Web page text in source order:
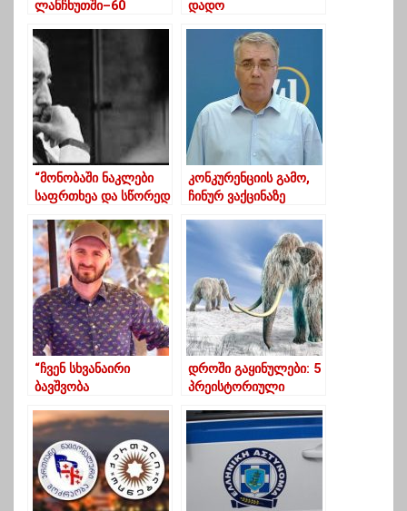
ლანჩხუთში–60
მატარებელი დაეჯახა
დადო
“მონობაში ნაკლები
საფრთხეა და სწორედ
უმრავლესობას:
უსაფრთხოება,
უპასუხისმგებლობა”
კონკურენციის გამო,
ჩინურ ვაქცინაზე
მიდიოდეს
“ჩვენ სხვანაირი
ბავშვობა
ჰგავდა”
დროში გაყინულები: 5
პრეისტორიული
გაყინული იპოვეს